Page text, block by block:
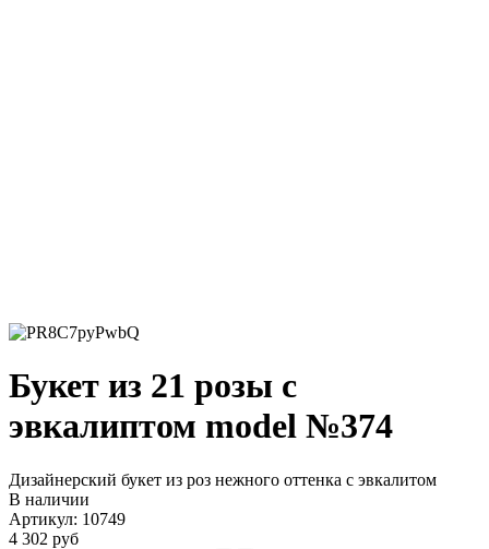
Букет из 21 розы с
эвкалиптом model №374
Дизайнерский букет из роз нежного оттенка с эвкалитом
В наличии
Артикул: 10749
4 302 руб